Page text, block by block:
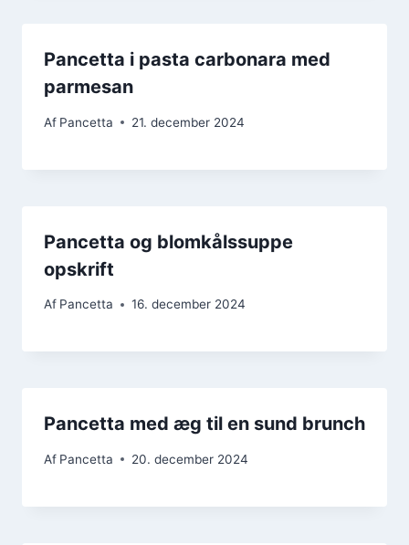
Pancetta i pasta carbonara med
parmesan
Af Pancetta 21. december 2024
Pancetta og blomkålssuppe
opskrift
Af Pancetta 16. december 2024
Pancetta med æg til en sund brunch
Af Pancetta 20. december 2024